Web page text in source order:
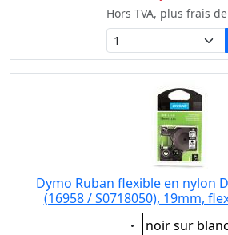
Hors TVA, plus frais
Dymo Ruban flexible en nylon
(16958 / S0718050), 19mm,
Eigenschaft:
noir sur blanc